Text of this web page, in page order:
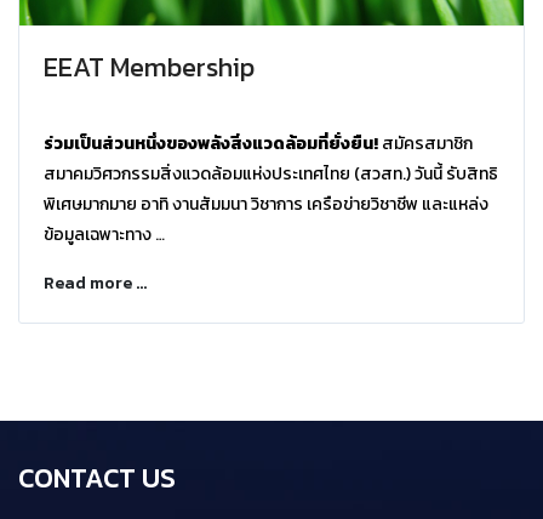
EEAT Membership
ร่วมเป็นส่วนหนึ่งของพลังสิ่งแวดล้อมที่ยั่งยืน!สมัครสมาชิก
สมาคมวิศวกรรมสิ่งแวดล้อมแห่งประเทศไทย (สวสท.) วันนี้ รับสิทธิ
พิเศษมากมาย อาทิ งานสัมมนา วิชาการ เครือข่ายวิชาชีพ และแหล่ง
ข้อมูลเฉพาะทาง
Read more ...
CONTACT US